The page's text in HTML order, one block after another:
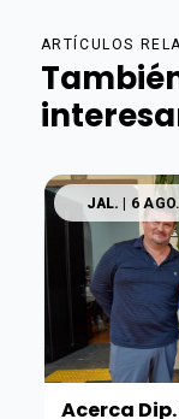
ARTÍCULOS
JAL. | 6
Acerca